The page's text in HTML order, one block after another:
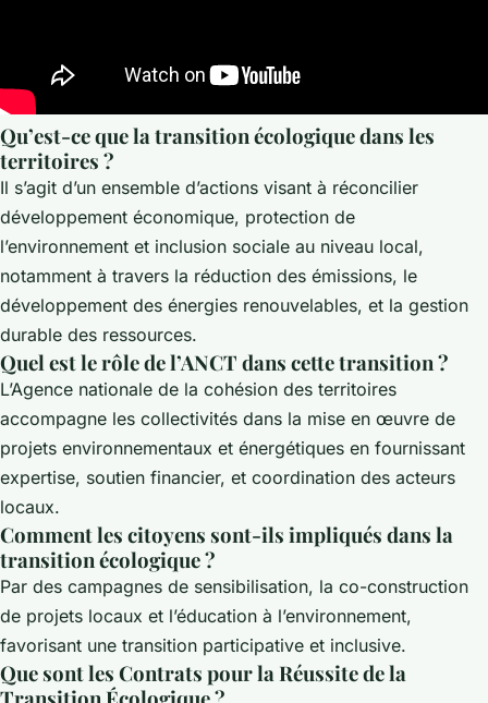
Qu’est-ce que la transition écologique dans les
territoires ?
Il s’agit d’un ensemble d’actions visant à réconcilier
développement économique, protection de
l’environnement et inclusion sociale au niveau local,
notamment à travers la réduction des émissions, le
développement des énergies renouvelables, et la gestion
durable des ressources.
Quel est le rôle de l’ANCT dans cette transition ?
L’Agence nationale de la cohésion des territoires
accompagne les collectivités dans la mise en œuvre de
projets environnementaux et énergétiques en fournissant
expertise, soutien financier, et coordination des acteurs
locaux.
Comment les citoyens sont-ils impliqués dans la
transition écologique ?
Par des campagnes de sensibilisation, la co-construction
de projets locaux et l’éducation à l’environnement,
favorisant une transition participative et inclusive.
Que sont les Contrats pour la Réussite de la